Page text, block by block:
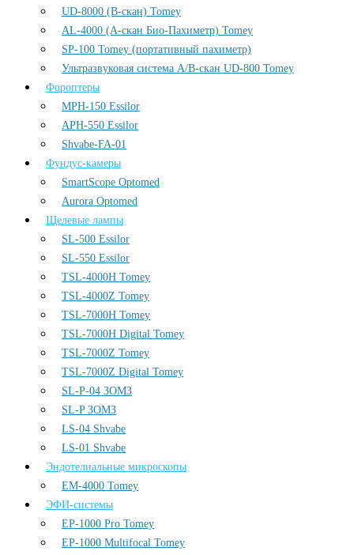
UD-8000 (В-скан) Tomey
AL-4000 (А-скан Био-Пахиметр) Tomey
SP-100 Tomey (портативный пахиметр)
Ультразвуковая система А/В-скан UD-800 Tomey
Фороптеры
MPH-150 Essilor
APH-550 Essilor
Shvabe-FA-01
Фундус-камеры
SmartScope Optomed
Aurora Optomed
Щелевые лампы
SL-500 Essilor
SL-550 Essilor
TSL-4000H Tomey
TSL-4000Z Tomey
TSL-7000H Tomey
TSL-7000H Digital Tomey
TSL-7000Z Tomey
TSL-7000Z Digital Tomey
SL-P-04 ЗОМЗ
SL-P ЗОМЗ
LS-04 Shvabe
LS-01 Shvabe
Эндотелиальные микроскопы
EM-4000 Tomey
ЭФИ-системы
EP-1000 Pro Tomey
EP-1000 Multifocal Tomey